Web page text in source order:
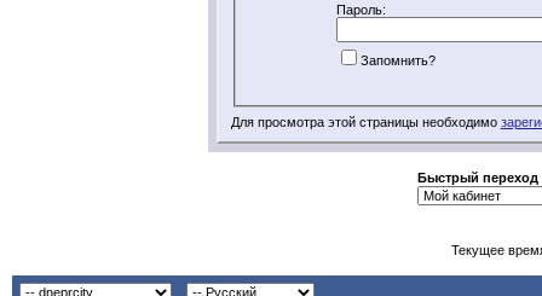
Пароль:
Запомнить?
Для просмотра этой страницы необходимо
Быстрый переход
Текущее